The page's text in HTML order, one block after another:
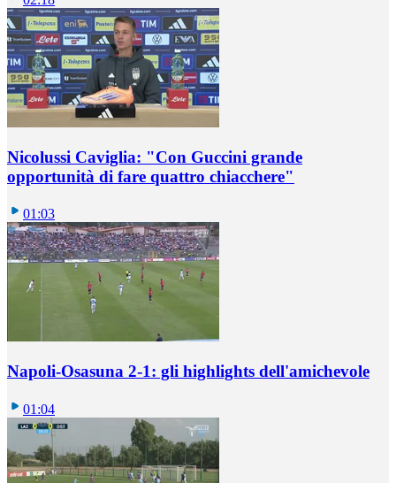
Nicolussi Caviglia: "Con Guccini grande
opportunità di fare quattro chiacchere"
01:03
Napoli-Osasuna 2-1: gli highlights dell'amichevole
01:04